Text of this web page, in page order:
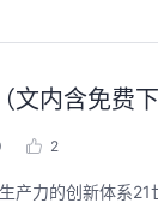
内含免费
2
力的创新体系